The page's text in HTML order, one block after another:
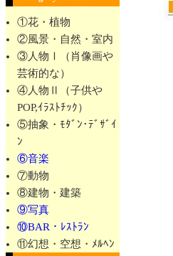
①花・植物
②風景・自然・室内
③人物Ⅰ（肖像画や
芸術的な）
④人物Ⅱ（子供や
POP,ｲﾗｽﾄﾁｯｸ）
⑤抽象・ﾓﾀﾞﾝ･ﾃﾞｻﾞｲ
ﾝ
⑥音楽
⑦動物
⑧建物・建築
⑨写真
⑩BAR・ﾚｽﾄﾗﾝ
⑪幻想・空想・ﾒﾙﾍﾝ